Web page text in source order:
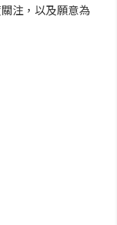
注，以及願意為